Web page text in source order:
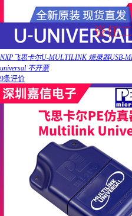
NXP飞思卡尔U-MULTILINK 烧录器USB-
universal 不开票
9条评价